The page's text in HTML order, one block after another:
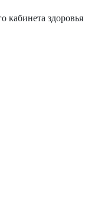
кабинета здоровья